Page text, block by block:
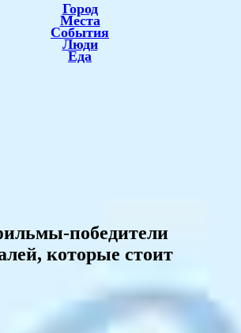
Город
Места
События
Люди
Еда
победители
которые стоит